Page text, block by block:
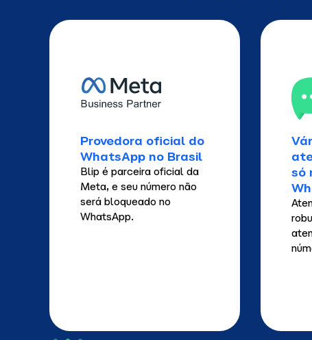
Provedora oficial do
WhatsApp no Brasil
Blip é parceira oficial da
Meta, e seu número não
será bloqueado no
WhatsApp.
só